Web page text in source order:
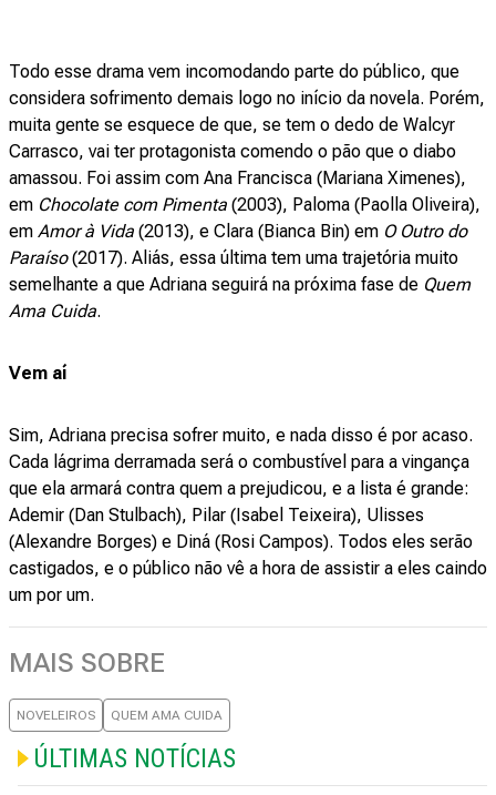
Todo esse drama vem incomodando parte do público, que
considera sofrimento demais logo no início da novela. Porém,
muita gente se esquece de que, se tem o dedo de Walcyr
Carrasco, vai ter protagonista comendo o pão que o diabo
amassou. Foi assim com Ana Francisca (Mariana Ximenes),
em Chocolate com Pimenta (2003), Paloma (Paolla Oliveira),
em Amor à Vida (2013), e Clara (Bianca Bin) em O Outro do
Paraíso(2017). Aliás, essa última tem uma trajetória muito
semelhante a que Adriana seguirá na próxima fase de Quem
Ama Cuida.
Vem aí
Sim, Adriana precisa sofrer muito, e nada disso é por acaso.
Cada lágrima derramada será o combustível para a vingança
que ela armará contra quem a prejudicou, e a lista é grande:
Ademir (Dan Stulbach), Pilar (Isabel Teixeira), Ulisses
(Alexandre Borges) e Diná (Rosi Campos). Todos eles serão
castigados, e o público não vê a hora de assistir a eles caindo
um por um.
MAIS SOBRE
NOVELEIROS QUEM AMA CUIDA
ÚLTIMAS NOTÍCIAS